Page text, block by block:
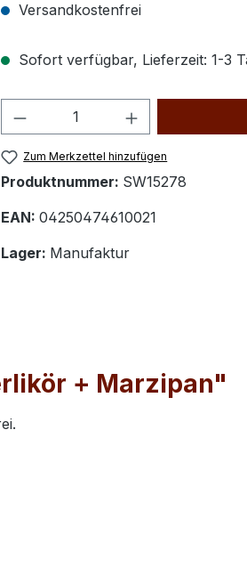
Versandkostenfrei
Sofort verfügbar, Lieferzeit: 1-3
Produkt Anzahl: Gib
Zum Merkzettel hinzufügen
Produktnummer: SW15278
EAN: 04250474610021
Lager: Manufaktur
+ Marzipan"